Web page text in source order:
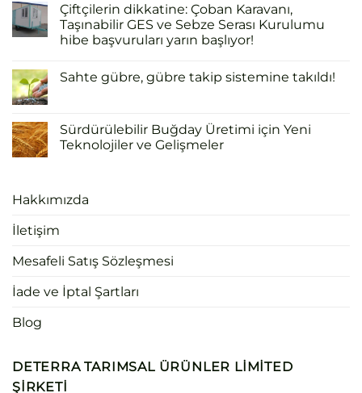
Çiftçilerin dikkatine: Çoban Karavanı,
Taşınabilir GES ve Sebze Serası Kurulumu
hibe başvuruları yarın başlıyor!
Sahte gübre, gübre takip sistemine takıldı!
Sürdürülebilir Buğday Üretimi için Yeni
Teknolojiler ve Gelişmeler
Hakkımızda
İletişim
Mesafeli Satış Sözleşmesi
İade ve İptal Şartları
Blog
DETERRA TARIMSAL ÜRÜNLER LIMITED
ŞIRKETI